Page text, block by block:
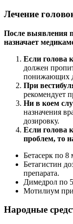
Лечение
После выявления
назначает
Если голова
должен
понижающих
При
рекомендует
Ни в коем
назначения
дозировку.
Если голова
проблем, то
Бетасерк по 8
Бетагистин
препарата.
Димедрол по
Мотилиум
Народные